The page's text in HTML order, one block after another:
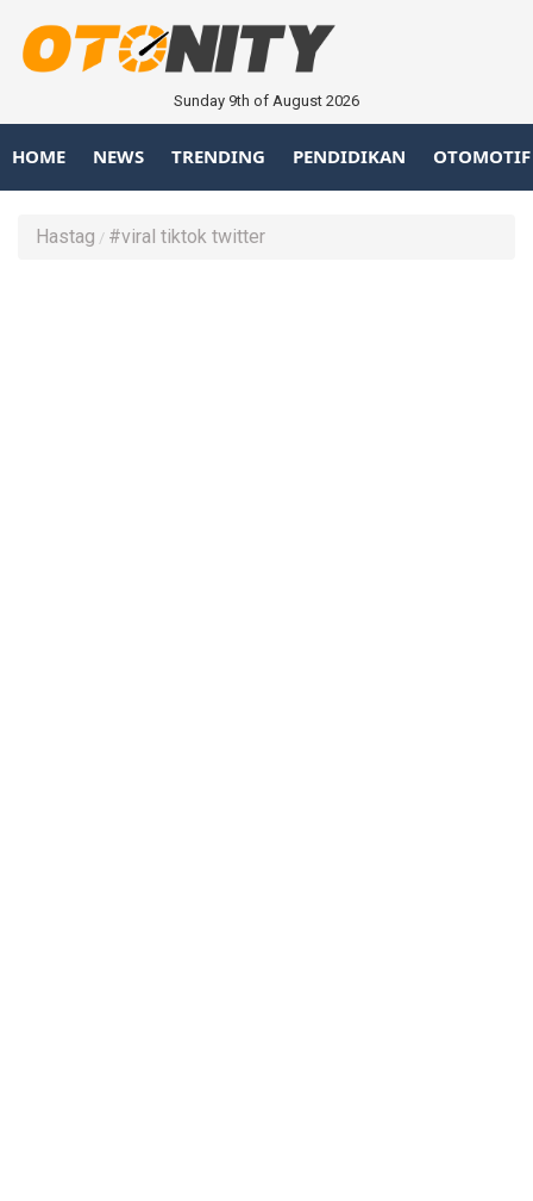
Sunday 9th of August 2026
HOME NEWS TRENDING PENDIDIKAN OTOMOTIF
Hastag #viral tiktok twitter